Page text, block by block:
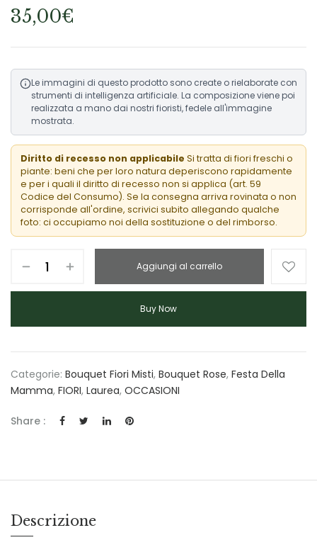
35,00€
Le immagini di questo prodotto sono create o rielaborate con
strumenti di intelligenza artificiale. La composizione viene poi
realizzata a mano dai nostri fioristi, fedele all'immagine
mostrata.
Diritto di recesso non applicabile Si tratta di fiori freschi o
piante: beni che per loro natura deperiscono rapidamente
e per i quali il diritto di recesso non si applica (art. 59
Codice del Consumo). Se la consegna arriva rovinata o non
corrisponde all'ordine, scrivici subito allegando qualche
foto: ci occupiamo noi della sostituzione o del rimborso.
Aggiungi al carrello
Buy Now
Categorie: Bouquet Fiori Misti, Bouquet Rose, Festa Della
Mamma, FIORI, Laurea, OCCASIONI
Share :
Descrizione